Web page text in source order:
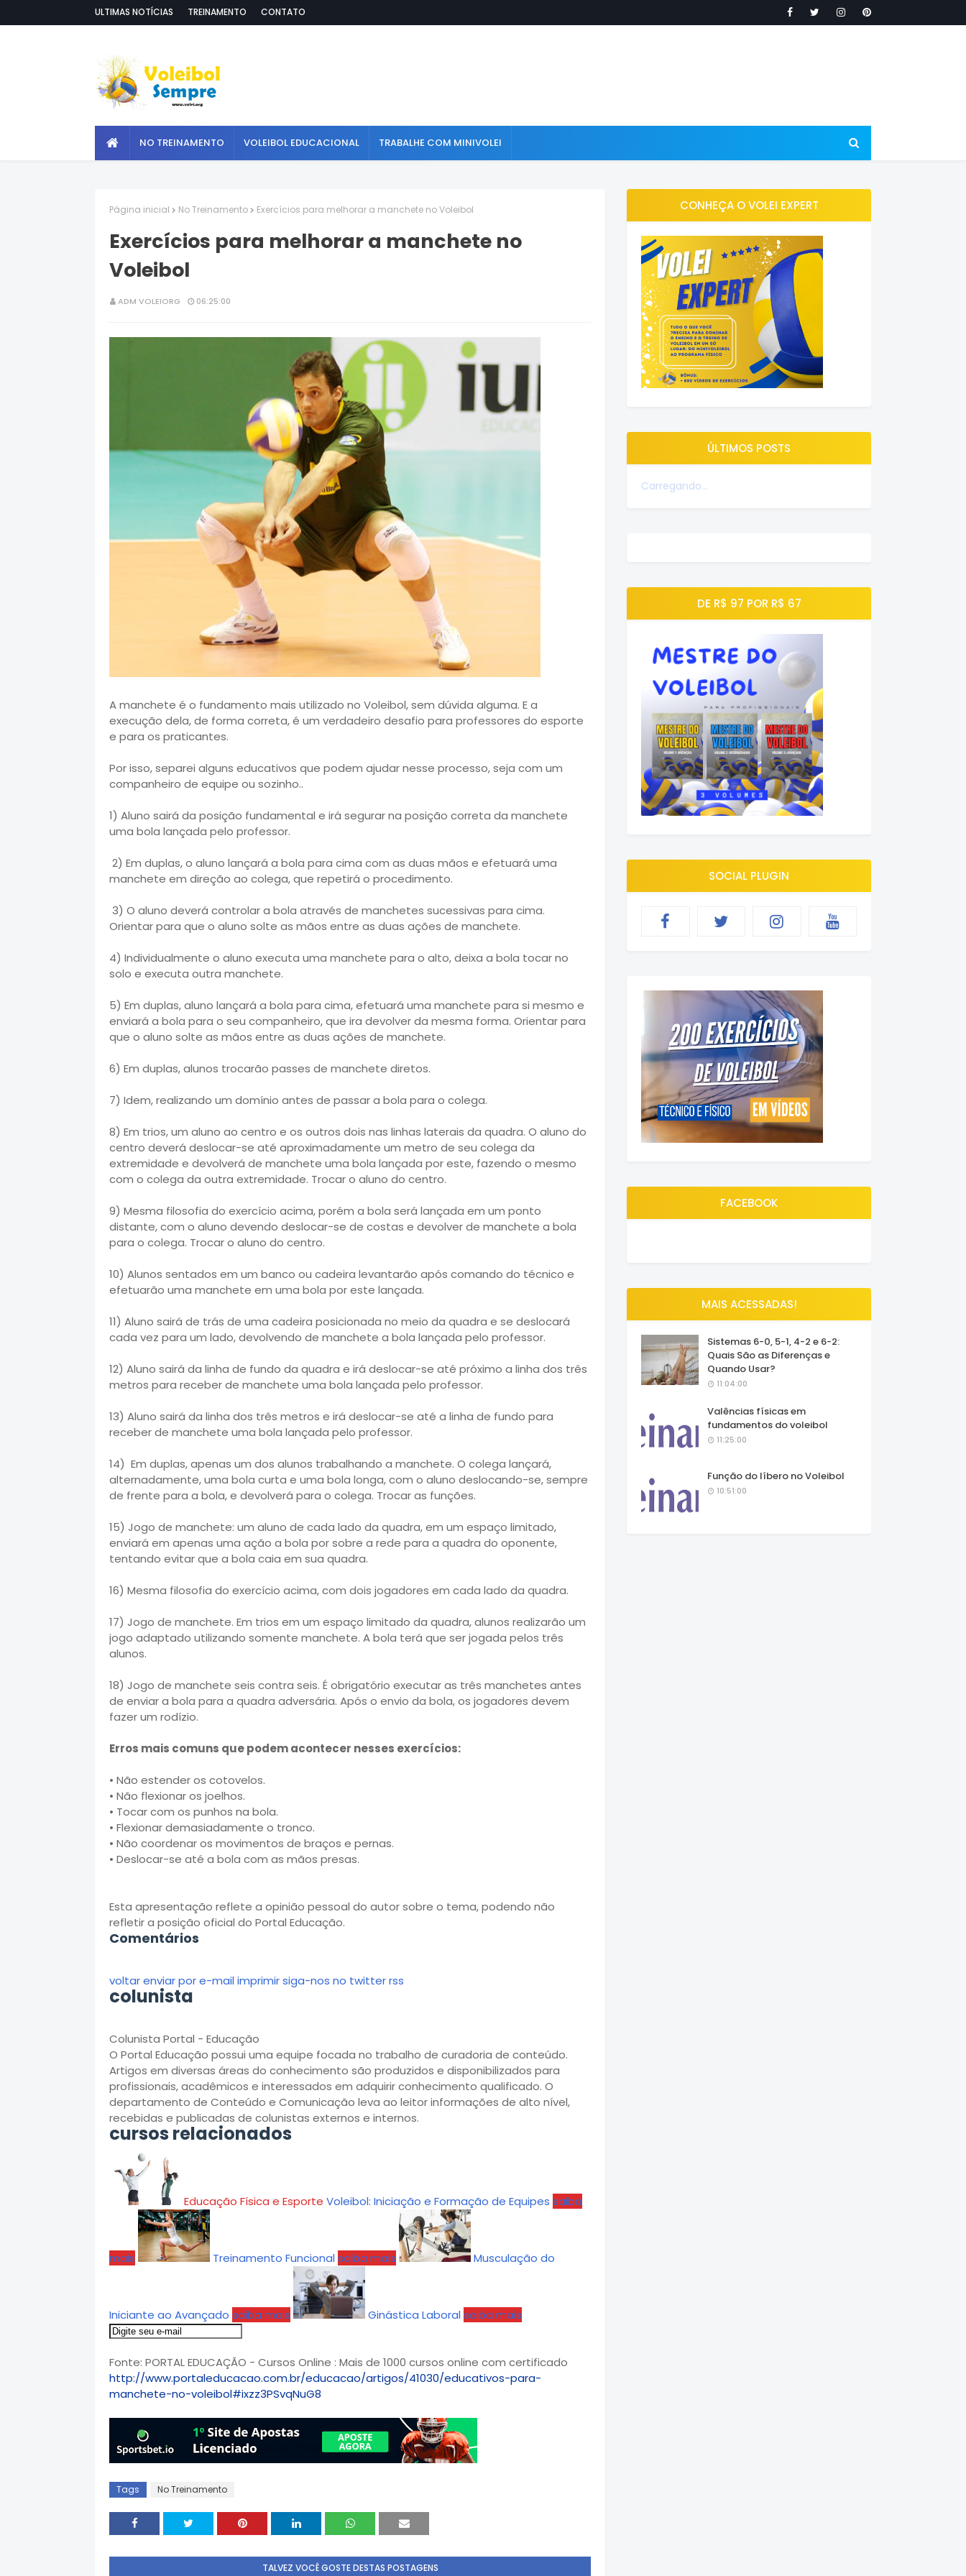
ULTIMAS NOTÍCIAS TREINAMENTO CONTATO
NO TREINAMENTO VOLEIBOL EDUCACIONAL TRABALHE COM MINIVOLEI
Página inicial No Treinamento Exercícios para melhorar a manchete no Voleibol
Exercícios para melhorar a manchete no
Voleibol
ADM VOLEIORG 06:25:00
A manchete é o fundamento mais utilizado no Voleibol, sem dúvida alguma. E a
execução dela, de forma correta, é um verdadeiro desafio para professores do esporte
e para os praticantes.
Por isso, separei alguns educativos que podem ajudar nesse processo, seja com um
companheiro de equipe ou sozinho..
1) Aluno sairá da posição fundamental e irá segurar na posição correta da manchete
uma bola lançada pelo professor.
2) Em duplas, o aluno lançará a bola para cima com as duas mãos e efetuará uma
manchete em direção ao colega, que repetirá o procedimento.
3) O aluno deverá controlar a bola através de manchetes sucessivas para cima.
Orientar para que o aluno solte as mãos entre as duas ações de manchete.
4) Individualmente o aluno executa uma manchete para o alto, deixa a bola tocar no
solo e executa outra manchete.
5) Em duplas, aluno lançará a bola para cima, efetuará uma manchete para si mesmo e
enviará a bola para o seu companheiro, que ira devolver da mesma forma. Orientar para
que o aluno solte as mãos entre as duas ações de manchete.
6) Em duplas, alunos trocarão passes de manchete diretos.
7) Idem, realizando um domínio antes de passar a bola para o colega.
8) Em trios, um aluno ao centro e os outros dois nas linhas laterais da quadra. O aluno do
centro deverá deslocar-se até aproximadamente um metro de seu colega da
extremidade e devolverá de manchete uma bola lançada por este, fazendo o mesmo
com o colega da outra extremidade. Trocar o aluno do centro.
9) Mesma filosofia do exercício acima, porém a bola será lançada em um ponto
distante, com o aluno devendo deslocar-se de costas e devolver de manchete a bola
para o colega. Trocar o aluno do centro.
10) Alunos sentados em um banco ou cadeira levantarão após comando do técnico e
efetuarão uma manchete em uma bola por este lançada.
11) Aluno sairá de trás de uma cadeira posicionada no meio da quadra e se deslocará
cada vez para um lado, devolvendo de manchete a bola lançada pelo professor.
12) Aluno sairá da linha de fundo da quadra e irá deslocar-se até próximo a linha dos três
metros para receber de manchete uma bola lançada pelo professor.
13) Aluno sairá da linha dos três metros e irá deslocar-se até a linha de fundo para
receber de manchete uma bola lançada pelo professor.
14) Em duplas, apenas um dos alunos trabalhando a manchete. O colega lançará,
alternadamente, uma bola curta e uma bola longa, com o aluno deslocando-se, sempre
de frente para a bola, e devolverá para o colega. Trocar as funções.
15) Jogo de manchete: um aluno de cada lado da quadra, em um espaço limitado,
enviará em apenas uma ação a bola por sobre a rede para a quadra do oponente,
tentando evitar que a bola caia em sua quadra.
16) Mesma filosofia do exercício acima, com dois jogadores em cada lado da quadra.
17) Jogo de manchete. Em trios em um espaço limitado da quadra, alunos realizarão um
jogo adaptado utilizando somente manchete. A bola terá que ser jogada pelos três
alunos.
18) Jogo de manchete seis contra seis. É obrigatório executar as três manchetes antes
de enviar a bola para a quadra adversária. Após o envio da bola, os jogadores devem
fazer um rodízio.
Erros mais comuns que podem acontecer nesses exercícios:
• Não estender os cotovelos.
• Não flexionar os joelhos.
• Tocar com os punhos na bola.
• Flexionar demasiadamente o tronco.
• Não coordenar os movimentos de braços e pernas.
• Deslocar-se até a bola com as mãos presas.
Esta apresentação reflete a opinião pessoal do autor sobre o tema, podendo não
refletir a posição oficial do Portal Educação.
Comentários
voltarenviar por e-mail imprimirsiga-nos no twitterrss
colunista
Colunista Portal - Educação
O Portal Educação possui uma equipe focada no trabalho de curadoria de conteúdo.
Artigos em diversas áreas do conhecimento são produzidos e disponibilizados para
profissionais, acadêmicos e interessados em adquirir conhecimento qualificado. O
departamento de Conteúdo e Comunicação leva ao leitor informações de alto nível,
recebidas e publicadas de colunistas externos e internos.
cursos relacionados
Educação Física e Esporte Voleibol: Iniciação e Formação de Equipes saiba
mais Treinamento Funcional saiba mais Musculação do
Iniciante ao Avançado saiba mais Ginástica Laboral saiba mais
Fonte: PORTAL EDUCAÇÃO - Cursos Online : Mais de 1000 cursos online com certificado
http://www.portaleducacao.com.br/educacao/artigos/41030/educativos-para-
manchete-no-voleibol#ixzz3PSvqNuG8
Tags No Treinamento
TALVEZ VOCÊ GOSTE DESTAS POSTAGENS
CONHEÇA O VOLEI EXPERT
ÚLTIMOS POSTS
Carregando...
DE R$ 97 POR R$ 67
SOCIAL PLUGIN
FACEBOOK
MAIS ACESSADAS!
Sistemas 6-0, 5-1, 4-2 e 6-2:
Quais São as Diferenças e
Quando Usar?
11:04:00
Valências físicas em
fundamentos do voleibol
11:25:00
Função do líbero no Voleibol
10:51:00